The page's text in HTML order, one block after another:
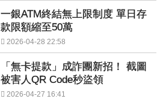
一銀ATM終結無上限制度 單日存
款限額縮至50萬
2026-04-28 22:58
「無卡提款」成詐團新招！ 截圖
被害人QR Code秒盜領
2026-04-27 16:41